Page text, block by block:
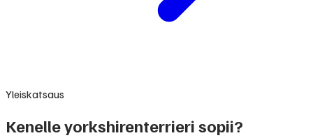
Yleiskatsaus
Kenelle yorkshirenterrieri sopii?